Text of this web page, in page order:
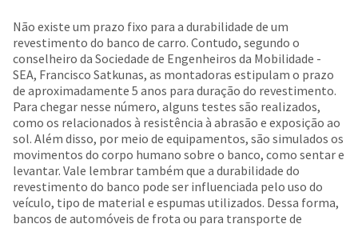
Não existe um prazo fixo para a durabilidade de um
revestimento do banco de carro. Contudo, segundo o
conselheiro da Sociedade de Engenheiros da Mobilidade -
SEA, Francisco Satkunas, as montadoras estipulam o prazo
de aproximadamente 5 anos para duração do revestimento.
Para chegar nesse número, alguns testes são realizados,
como os relacionados à resistência à abrasão e exposição ao
sol. Além disso, por meio de equipamentos, são simulados os
movimentos do corpo humano sobre o banco, como sentar e
levantar. Vale lembrar também que a durabilidade do
revestimento do banco pode ser influenciada pelo uso do
veículo, tipo de material e espumas utilizados. Dessa forma,
bancos de automóveis de frota ou para transporte de